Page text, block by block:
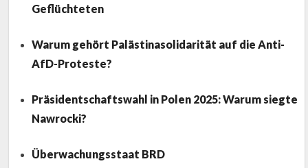
Geflüchteten
Warum gehört Palästinasolidarität auf die Anti-
AfD-Proteste?
Präsidentschaftswahl in Polen 2025: Warum siegte
Nawrocki?
Überwachungsstaat BRD